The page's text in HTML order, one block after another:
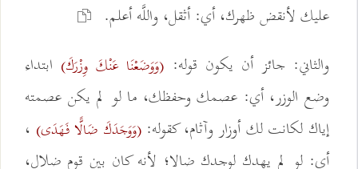
عليك لأنقض ظهرك، أي: أثقل، واللَّه أعلم.
والثاني: جائز أن يكون قوله: (وَوَضَعْنَا عَنْكَ وِزْرَكَ) ابتداء
وضع الوزر، أي: عصمك وحفظك، ما لو لم يكن عصمته
إياك لكانت لك أوزار وآثام، كقوله:(وَوَجَدَكَ ضَالًّا فَهَدَى) ،
أي: لو لم يهدك لوجدك ضالا؛ لأنه كان بين قوم ضلال،